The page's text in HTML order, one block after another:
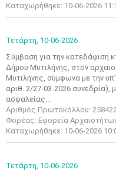
Καταχωρήθηκε: 10-06-2026
Τετάρτη, 10-06-2026
Σύμβαση για την κατεδάφιση
Δήμου Μυτιλήνης, στον
Μυτιλήνης, σύμφωνα με την
αριθ. 2/27-03-2026 συνεδρία),
ασφαλείας...
Αριθμός Πρωτοκόλλου:
Φορέας: Εφορεία
Καταχωρήθηκε: 10-06-2026
Τετάρτη, 10-06-2026